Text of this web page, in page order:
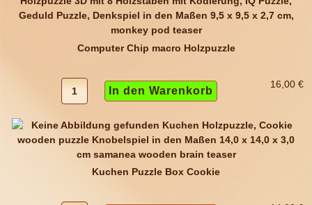
Computer Chip macro Holzpuzzle
16,00 €
Kuchen Puzzle Box Cookie